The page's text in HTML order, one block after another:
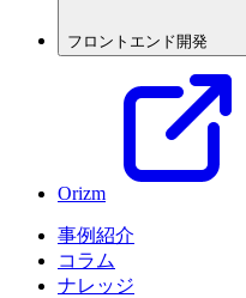
フロントエンド開発
Orizm
事例紹介
コラム
ナレッジ